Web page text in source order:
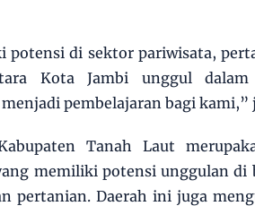
potensi di sektor pariwisata,
Kota Jambi unggul
pembelajaran bagi kami,”
Tanah Laut
memiliki potensi unggulan di
pertanian. Daerah ini juga